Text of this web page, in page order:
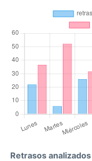
Retrasos